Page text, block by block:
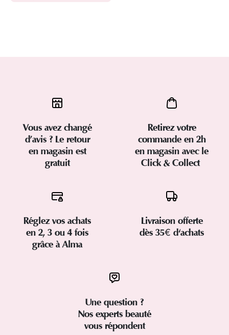
Vous avez changé
d’avis ? Le retour
en magasin est
gratuit
Retirez votre
commande en 2h
en magasin avec le
Click & Collect
Réglez vos achats
en 2, 3 ou 4 fois
grâce à Alma
Livraison offerte
dès 35€ d'achats
Une question ?
Nos experts beauté
vous répondent